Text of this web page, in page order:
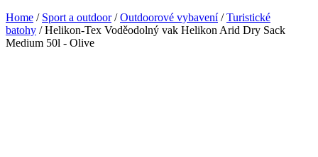
Home / Sport a outdoor/Outdoorové vybavení/Turistické
batohy / Helikon-Tex Voděodolný vak Helikon Arid Dry Sack
Medium 50l - Olive